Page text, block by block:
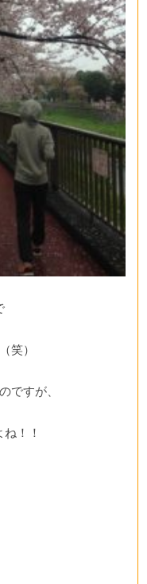
笑）
ですが、
！！